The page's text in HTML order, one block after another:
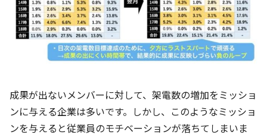
成果が出ないメンバーに対して、架電数の増加をミッショ
ンに与える企業は多いです。しかし、このようなミッショ
ンを与えると従業員のモチベーションが落ちてしまいま